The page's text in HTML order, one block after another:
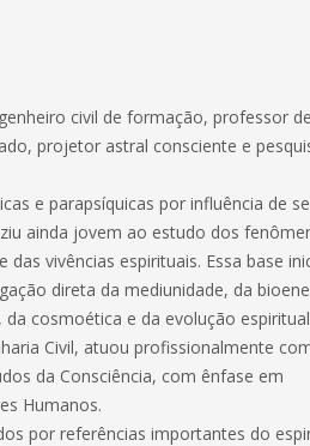
civil de formação, professor de
projetor astral consciente e
e parapsíquicas por influência de
ainda jovem ao estudo dos
vivências espirituais. Essa base
direta da mediunidade, da
cosmoética e da evolução
Civil, atuou profissionalmente
da Consciência, com ênfase em
Humanos.
por referências importantes do